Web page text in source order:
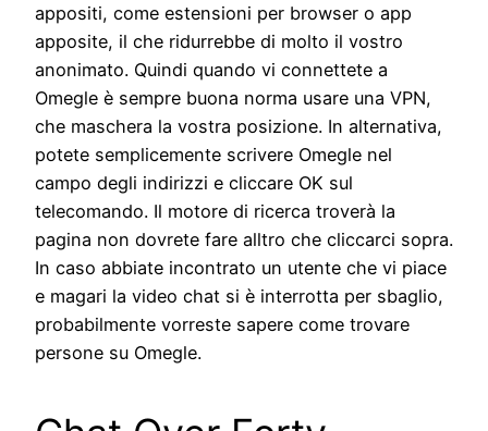
appositi, come estensioni per browser o app
apposite, il che ridurrebbe di molto il vostro
anonimato. Quindi quando vi connettete a
Omegle è sempre buona norma usare una VPN,
che maschera la vostra posizione. In alternativa,
potete semplicemente scrivere Omegle nel
campo degli indirizzi e cliccare OK sul
telecomando. Il motore di ricerca troverà la
pagina non dovrete fare alltro che cliccarci sopra.
In caso abbiate incontrato un utente che vi piace
e magari la video chat si è interrotta per sbaglio,
probabilmente vorreste sapere come trovare
persone su Omegle.